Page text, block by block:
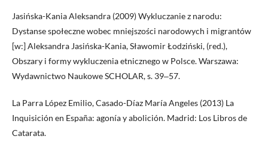
Jasińska-Kania Aleksandra (2009) Wykluczanie z narodu:
Dystanse społeczne wobec mniejszości narodowych i migrantów
[w:] Aleksandra Jasińska-Kania, Sławomir Łodziński, (red.),
Obszary i formy wykluczenia etnicznego w Polsce. Warszawa:
Wydawnictwo Naukowe SCHOLAR, s. 39‒57.
La Parra López Emilio, Casado-Díaz María Angeles (2013) La
Inquisición en España: agonía y abolición. Madrid: Los Libros de
Catarata.